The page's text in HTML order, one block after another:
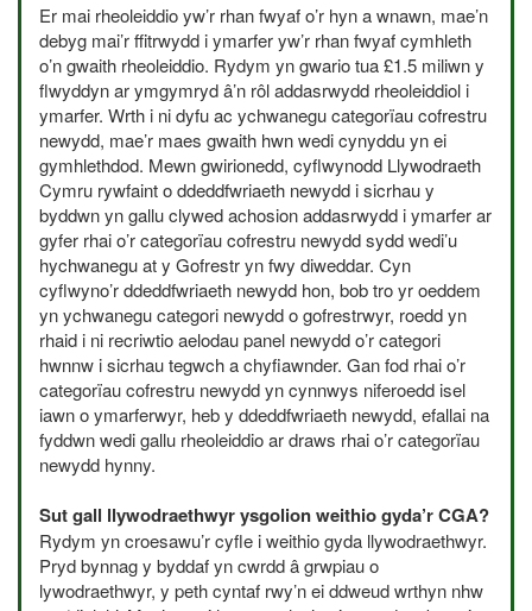
Er mai rheoleiddio yw’r rhan fwyaf o’r hyn a wnawn, mae’n
debyg mai’r ffitrwydd i ymarfer yw’r rhan fwyaf cymhleth
o’n gwaith rheoleiddio. Rydym yn gwario tua £1.5 miliwn y
flwyddyn ar ymgymryd â’n rôl addasrwydd rheoleiddiol i
ymarfer. Wrth i ni dyfu ac ychwanegu categorïau cofrestru
newydd, mae’r maes gwaith hwn wedi cynyddu yn ei
gymhlethdod. Mewn gwirionedd, cyflwynodd Llywodraeth
Cymru rywfaint o ddeddfwriaeth newydd i sicrhau y
byddwn yn gallu clywed achosion addasrwydd i ymarfer ar
gyfer rhai o’r categorïau cofrestru newydd sydd wedi’u
hychwanegu at y Gofrestr yn fwy diweddar. Cyn
cyflwyno’r ddeddfwriaeth newydd hon, bob tro yr oeddem
yn ychwanegu categori newydd o gofrestrwyr, roedd yn
rhaid i ni recriwtio aelodau panel newydd o’r categori
hwnnw i sicrhau tegwch a chyfiawnder. Gan fod rhai o’r
categorïau cofrestru newydd yn cynnwys niferoedd isel
iawn o ymarferwyr, heb y ddeddfwriaeth newydd, efallai na
fyddwn wedi gallu rheoleiddio ar draws rhai o’r categorïau
newydd hynny.
Sut gall llywodraethwyr ysgolion weithio gyda’rCGA?
Rydym yn croesawu’r cyfle i weithio gyda llywodraethwyr.
Pryd bynnag y byddaf yn cwrdd â grwpiau o
lywodraethwyr, y peth cyntaf rwy’n ei ddweud wrthyn nhw